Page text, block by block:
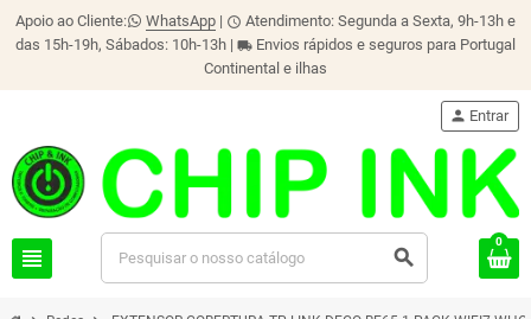
Apoio ao Cliente: WhatsApp | schedule Atendimento: Segunda a Sexta, 9h-13h e
das 15h-19h, Sábados: 10h-13h | local_shipping Envios rápidos e seguros para Portugal
Continental e ilhas
view_headline search
person Entrar
0